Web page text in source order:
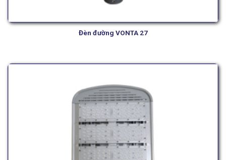
Đèn đường VONTA 27